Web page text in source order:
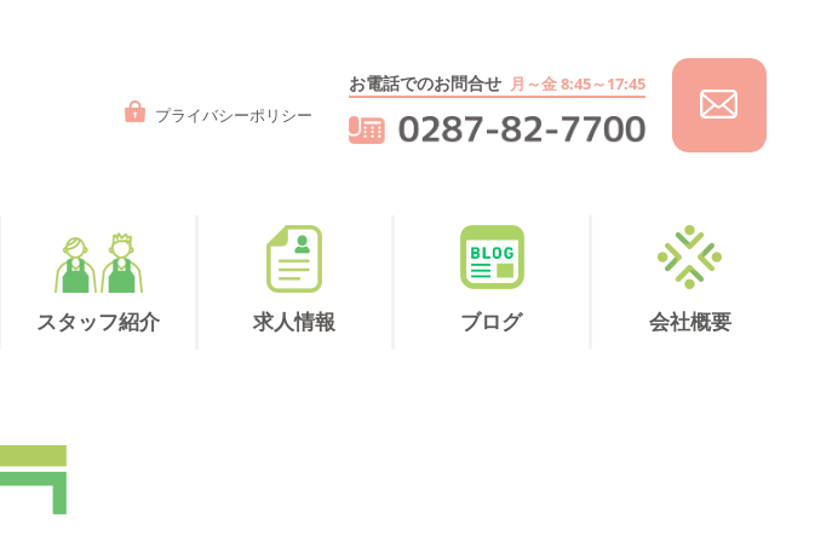
プライバシーポリシー
お電話でのお問合せ 月～金 8:45～17:45
スタッフ紹介 求人情報 ブログ 会社概要